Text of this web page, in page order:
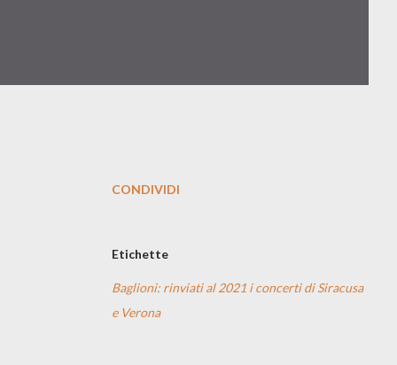
CONDIVIDI
Etichette
Baglioni: rinviati al 2021 i concerti di Siracusa
e Verona